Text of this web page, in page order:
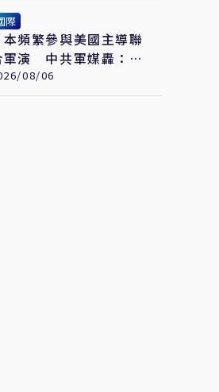
際
本頻繁參與美國主導聯
軍演 中共軍媒轟：危
張圖謀
08/06